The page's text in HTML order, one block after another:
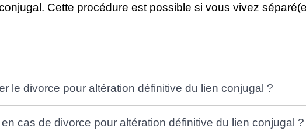
Cette procédure est possible si vous vivez
le divorce pour altération définitive du lien conjugal ?
cas de divorce pour altération définitive du lien conjugal ?